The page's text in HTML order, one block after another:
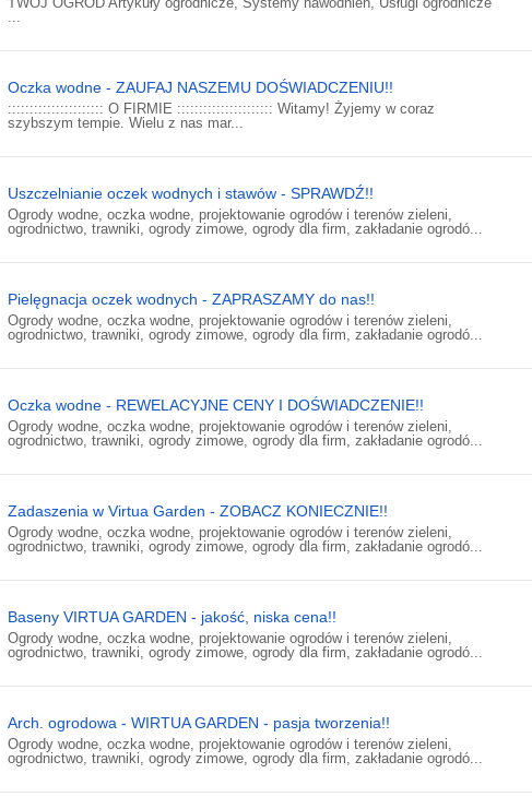
...
Oczka wodne - ZAUFAJ NASZEMU DOŚWIADCZENIU!!
:::::::::::::::::::::: O FIRMIE :::::::::::::::::::::: Witamy! Żyjemy w coraz
szybszym tempie. Wielu z nas mar...
Uszczelnianie oczek wodnych i stawów - SPRAWDŹ!!
Ogrody wodne, oczka wodne, projektowanie ogrodów i terenów zieleni,
ogrodnictwo, trawniki, ogrody zimowe, ogrody dla firm, zakładanie ogrodó...
Pielęgnacja oczek wodnych - ZAPRASZAMY do nas!!
Ogrody wodne, oczka wodne, projektowanie ogrodów i terenów zieleni,
ogrodnictwo, trawniki, ogrody zimowe, ogrody dla firm, zakładanie ogrodó...
Oczka wodne - REWELACYJNE CENY I DOŚWIADCZENIE!!
Ogrody wodne, oczka wodne, projektowanie ogrodów i terenów zieleni,
ogrodnictwo, trawniki, ogrody zimowe, ogrody dla firm, zakładanie ogrodó...
Zadaszenia w Virtua Garden - ZOBACZ KONIECZNIE!!
Ogrody wodne, oczka wodne, projektowanie ogrodów i terenów zieleni,
ogrodnictwo, trawniki, ogrody zimowe, ogrody dla firm, zakładanie ogrodó...
Baseny VIRTUA GARDEN - jakość, niska cena!!
Ogrody wodne, oczka wodne, projektowanie ogrodów i terenów zieleni,
ogrodnictwo, trawniki, ogrody zimowe, ogrody dla firm, zakładanie ogrodó...
Arch. ogrodowa - WIRTUA GARDEN - pasja tworzenia!!
Ogrody wodne, oczka wodne, projektowanie ogrodów i terenów zieleni,
ogrodnictwo, trawniki, ogrody zimowe, ogrody dla firm, zakładanie ogrodó...